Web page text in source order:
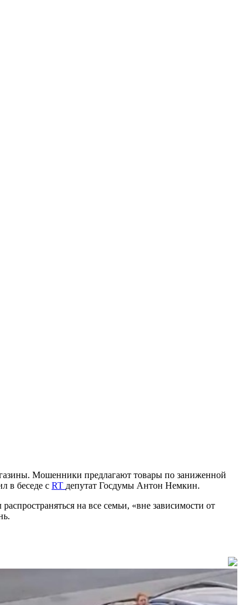
Мошенники предлагают товары по заниженной
в беседе с RT депутат Госдумы Антон Немкин.
на все семьи, «вне зависимости от